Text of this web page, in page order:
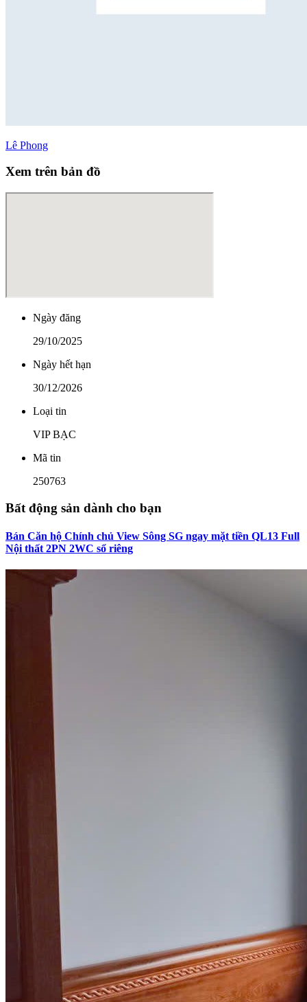
Lê Phong
Xem trên bản đồ
Ngày đăng
29/10/2025
Ngày hết hạn
30/12/2026
Loại tin
VIP BẠC
Mã tin
250763
Bất động sản dành cho bạn
Bán Căn hộ Chính chủ View Sông SG ngay mặt tiền QL13 Full
Nội thất 2PN 2WC sổ riêng